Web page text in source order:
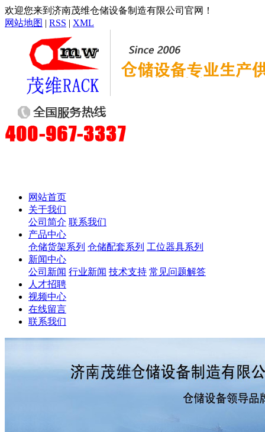
欢迎您来到济南茂维仓储设备制造有限公司官网！
网站地图 | RSS | XML
网站首页
关于我们
公司简介 联系我们
产品中心
仓储货架系列 仓储配套系列 工位器具系列
新闻中心
公司新闻 行业新闻 技术支持 常见问题解答
人才招聘
视频中心
在线留言
联系我们